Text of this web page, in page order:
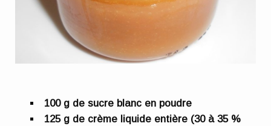
100 g de sucre blanc en poudre
125 g de crème liquide entière (30 à 35 %